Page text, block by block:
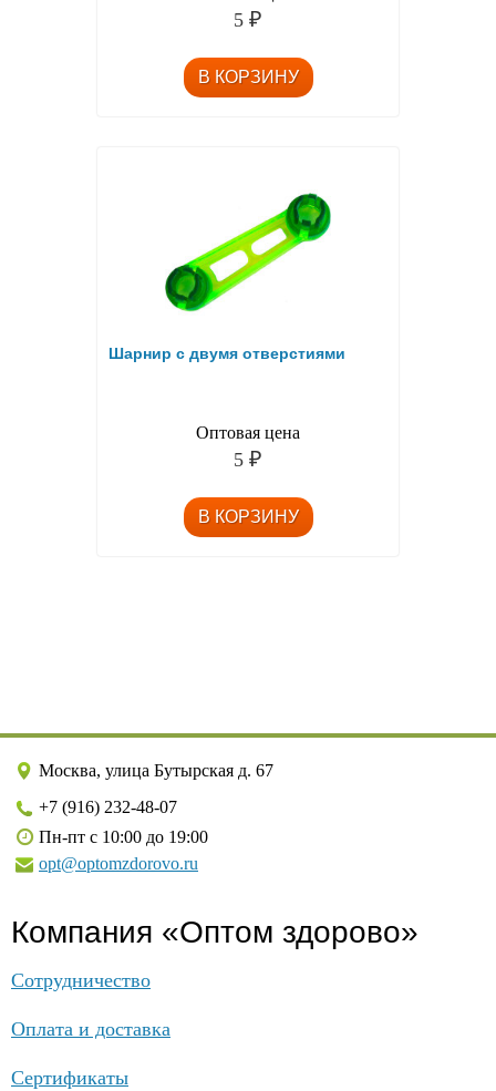
5 ₽
Шарнир с двумя отверстиями
Оптовая цена
5 ₽
Москва, улица Бутырская д. 67
+7 (916) 232-48-07
Пн-пт с 10:00 до 19:00
opt@optomzdorovo.ru
Компания «Оптом здорово»
Сотрудничество
Оплата и доставка
Сертификаты